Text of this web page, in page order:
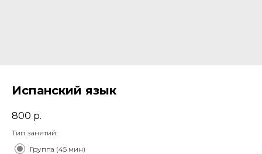
Испанский язык
800 р.
Тип занятий:
Группа (45 мин)